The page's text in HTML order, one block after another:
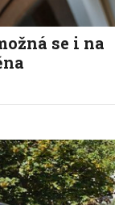
se i na